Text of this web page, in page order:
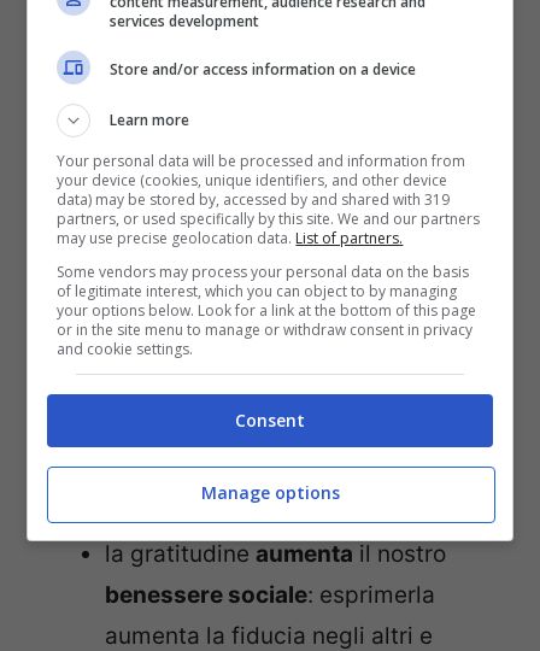
psicologo, ha individuato e raggruppato
suPsychology Today 4 motivi
scientificamente dimostrati
grati ci fa bene:
la gratitudine aumenta il nostro
benessere sociale: esprimerla
aumenta la fiducia negli altri e
services development
Store and/or access information on a device
Learn more
Your personal data will be processed and information from
your device (cookies, unique identifiers, and other device
data) may be stored by, accessed by and shared with 319
partners, or used specifically by this site. We and our partners
may use precise geolocation data. List of partners.
Some vendors may process your personal data on the basis
of legitimate interest, which you can object to by managing
your options below. Look for a link at the bottom of this page
or in the site menu to manage or withdraw consent in privacy
and cookie settings.
Consent
Manage options